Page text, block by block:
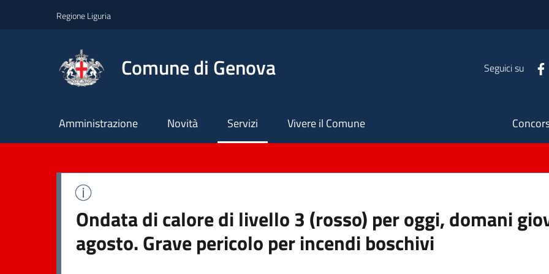
Regione Liguria
Comune di Genova Seguici su
Principale
Amministrazione Novità Servizi Vivere il Comune
Ondata di calore di livello 3 (rosso) per oggi, domani
agosto. Grave pericolo per incendi boschivi